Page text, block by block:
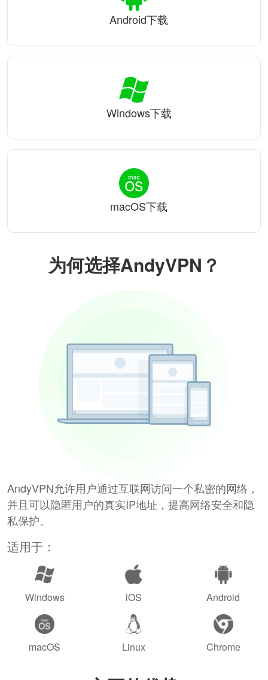
为何选择AndyVPN？
AndyVPN允许用户通过互联网访问一个私密的网络，
并且可以隐匿用户的真实IP地址，提高网络安全和隐
私保护。
适用于：
Windows iOS Android
macOS Linux Chrome
Android下载
Windows下载
macOS下载